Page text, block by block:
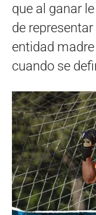
que al ganar
de
entidad
cuando se